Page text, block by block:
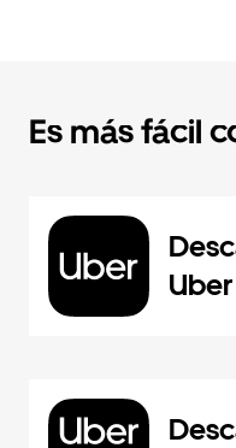
Es más fácil
Uber